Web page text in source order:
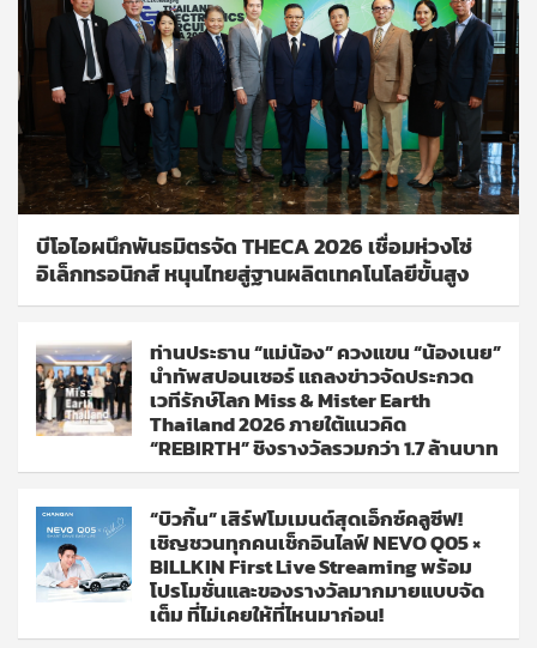
บีโอไอผนึกพันธมิตรจัด THECA 2026 เชื่อมห่วงโซ่
อิเล็กทรอนิกส์ หนุนไทยสู่ฐานผลิตเทคโนโลยีขั้นสูง
ท่านประธาน “แม่น้อง” ควงแขน “น้องเนย”
นำทัพสปอนเซอร์ แถลงข่าวจัดประกวด
เวทีรักษ์โลก Miss & Mister Earth
Thailand 2026 ภายใต้แนวคิด
“REBIRTH” ชิงรางวัลรวมกว่า 1.7 ล้านบาท
“บิวกิ้น” เสิร์ฟโมเมนต์สุดเอ็กซ์คลูซีฟ!
เชิญชวนทุกคนเช็กอินไลฟ์ NEVO Q05 ×
BILLKIN First Live Streaming พร้อม
โปรโมชั่นและของรางวัลมากมายแบบจัด
เต็ม ที่ไม่เคยให้ที่ไหนมาก่อน!